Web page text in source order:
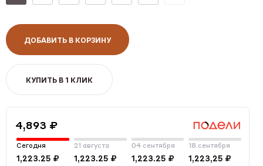
ДОБАВИТЬ В КОРЗИНУ
КУПИТЬ В 1 КЛИК
4,893 ₽
Сегодня
1,223.25 ₽
21 августа
1,223.25 ₽
04 сентября
1,223.25 ₽
18 сентября
1,223,25 ₽